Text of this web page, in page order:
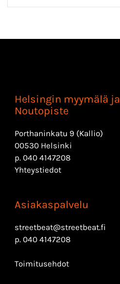
Helsingin myymälä ja
Noutopiste
Porthaninkatu 9 (Kallio)
00530 Helsinki
p. 040 4147208
Yhteystiedot
Asiakaspalvelu
streetbeat@streetbeat.fi
p. 040 4147208
Toimitusehdot